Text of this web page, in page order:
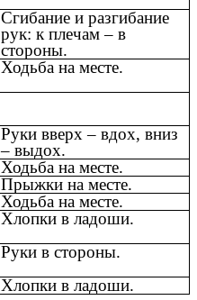
Сгибание и разгибание
рук: к плечам – в
стороны.
Ходьба на месте.
Руки вверх – вдох, вниз
– выдох.
Ходьба на месте.
Прыжки на месте.
Ходьба на месте.
Хлопки в ладоши.
Руки в стороны.
Хлопки в ладоши.